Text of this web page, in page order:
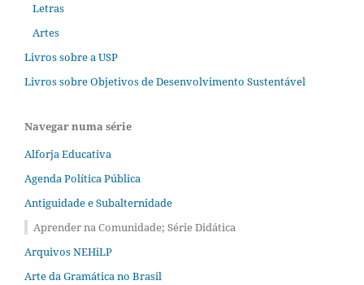
Letras
Artes
Livros sobre a USP
Livros sobre Objetivos de Desenvolvimento Sustentável
Navegar numa série
Alforja Educativa
Agenda Política Pública
Antiguidade e Subalternidade
Aprender na Comunidade; Série Didática
Arquivos NEHiLP
Arte da Gramática no Brasil